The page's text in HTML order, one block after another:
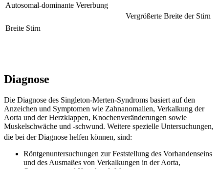
Autosomal-dominante Vererbung
Breite Stirn
Vergrößerte Breite der Stirn
Diagnose
Die Diagnose des Singleton-Merten-Syndroms basiert auf den
Anzeichen und Symptomen wie Zahnanomalien, Verkalkung der
Aorta und der Herzklappen, Knochenveränderungen sowie
Muskelschwäche und -schwund. Weitere spezielle Untersuchungen,
die bei der Diagnose helfen können, sind:
Röntgenuntersuchungen zur Feststellung des Vorhandenseins
und des Ausmaßes von Verkalkungen in der Aorta,